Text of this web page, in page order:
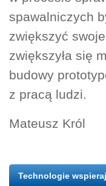
spawalniczych
zwiększyć
zwiększyła się
budowy
z pracą ludzi.
Mateusz Król
Technologie